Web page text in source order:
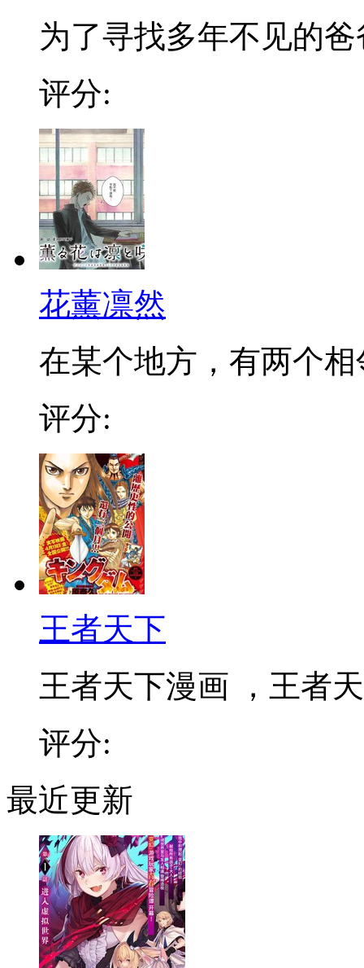
为了寻找多年不见的爸
评分:
花薰凛然
在某个地方，有两个相
评分:
王者天下
王者天下漫画 ，王者
评分:
最近更新